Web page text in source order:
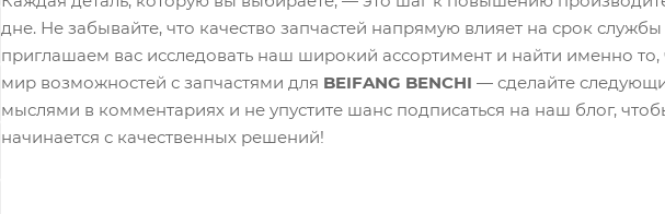
дне. Не забывайте, что качество запчастей напрямую влияет на срок
приглашаем вас исследовать наш широкий ассортимент и найти именно
мир возможностей с запчастями для BEIFANG BENCHI — сделайте
мыслями в комментариях и не упустите шанс подписаться на наш блог,
начинается с качественных решений!